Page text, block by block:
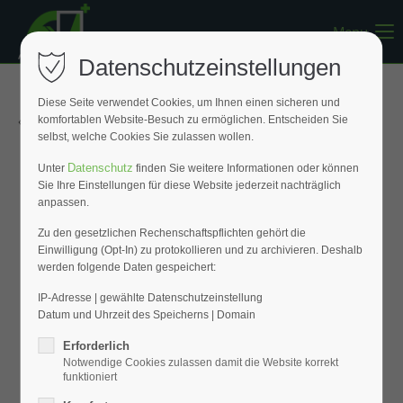
Register
Support
Lorem ipsum dolor sit amet:
24h/ 365days
Mon - Fri 8:00am - 5:00pm(GMT +1)
Get in touch
Cybersteel Inc.
Menu
« Zurück zur Übersicht
Datenschutzeinstellungen
Diese Seite verwendet Cookies, um Ihnen einen sicheren und
komfortablen Website-Besuch zu ermöglichen. Entscheiden Sie
selbst, welche Cookies Sie zulassen wollen.
Unter Datenschutz finden Sie weitere Informationen oder können
Sie Ihre Einstellungen für diese Website jederzeit nachträglich
anpassen.
Zu den gesetzlichen Rechenschaftspflichten gehört die
Einwilligung (Opt-In) zu protokollieren und zu archivieren. Deshalb
werden folgende Daten gespeichert:
IP-Adresse | gewählte Datenschutzeinstellung
Datum und Uhrzeit des Speicherns | Domain
Erforderlich
Notwendige Cookies zulassen damit die Website korrekt
funktioniert